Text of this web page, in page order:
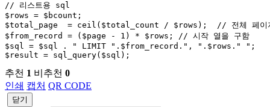
// 리스트용 sql
$rows = $bcount;
$total_page  = ceil($total_count / $rows);  // 전체 페이
$from_record = ($page - 1) * $rows; // 시작 열을 구함
$sql = $sql . " LIMIT ".$from_record.", ".$rows." ";
$result = sql_query($sql);
추천 1 비추천 0
인쇄 캡처 QR CODE
닫기